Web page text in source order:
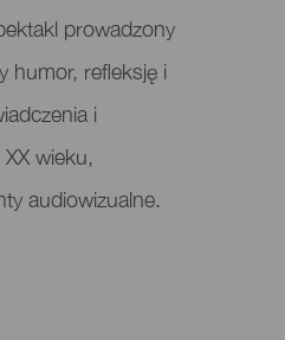
prowadzony
humor, refleksję i
i
wieku,
audiowizualne.